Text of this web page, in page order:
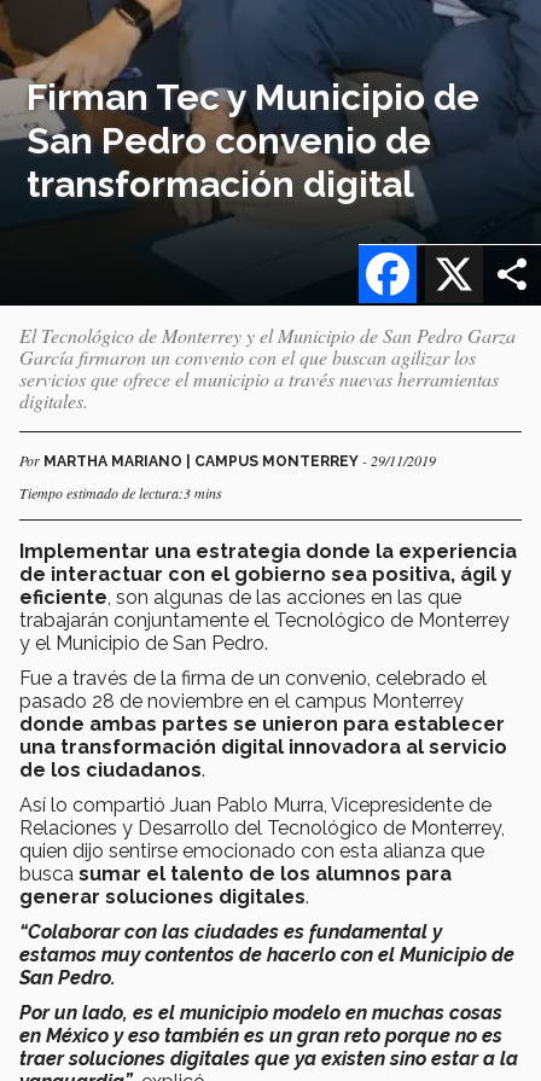
Firman Tec y Municipio de
San Pedro convenio de
transformación digital
X
Facebook
El Tecnológico de Monterrey y el Municipio de San Pedro Garza
García firmaron un convenio con el que buscan agilizar los
servicios que ofrece el municipio a través nuevas herramientas
digitales.
Por MARTHA MARIANO | CAMPUS MONTERREY - 29/11/2019
Tiempo estimado de lectura:3 mins
Implementar una estrategia donde la experiencia
de interactuar con el gobierno sea positiva, ágil y
eficiente , son algunas de las acciones en las que
trabajarán conjuntamente el Tecnológico de Monterrey
y el Municipio de San Pedro.
Fue a través de la firma de un convenio, celebrado el
pasado 28 de noviembre en el campus Monterrey
donde ambas partes se unieron para establecer
una transformación digital innovadora al servicio
de los ciudadanos.
Así lo compartió Juan Pablo Murra, Vicepresidente de
Relaciones y Desarrollo del Tecnológico de Monterrey,
quien dijo sentirse emocionado con esta alianza que
busca sumar el talento de los alumnos para
generar soluciones digitales.
“Colaborar con las ciudades es fundamental y
estamos muy contentos de hacerlo con el Municipio de
San Pedro.
Por un lado, es el municipio modelo en muchas cosas
en México y eso también es un gran reto porque no es
traer soluciones digitales que ya existen sino estar a la